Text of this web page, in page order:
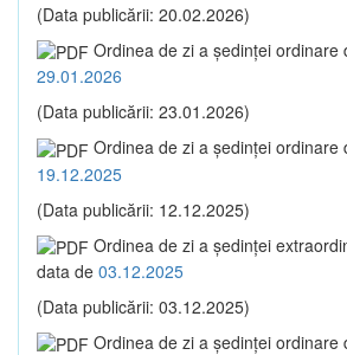
(Data publicării: 20.02.2026)
Ordinea de zi a şedinţei ordinare
29.01.2026
(Data publicării: 23.01.2026)
Ordinea de zi a şedinţei ordinare
19.12.2025
(Data publicării: 12.12.2025)
Ordinea de zi a şedinţei
data de 03.12.2025
(Data publicării: 03.12.2025)
Ordinea de zi a şedinţei ordinare